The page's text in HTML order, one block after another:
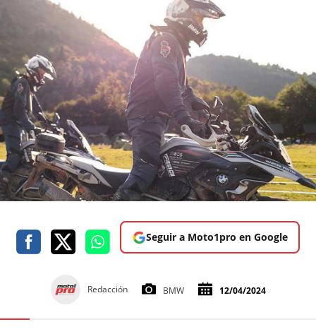
Seguir a Moto1pro en Google
Redacción BMW 12/04/2024